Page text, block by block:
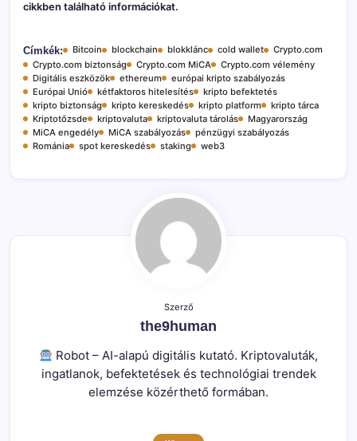
cikkben található információkat.
Címkék: Bitcoin blockchain blokklánc cold wallet
Crypto.com
Crypto.com biztonság
Crypto.com MiCA
Crypto.com vélemény
Digitális eszközök
ethereum
európai kripto szabályozás
Európai Unió
kétfaktoros hitelesítés
kripto befektetés
kripto biztonság
kripto kereskedés kripto platform
kripto tárca
Kriptotőzsde
kriptovaluta kriptovaluta tárolás
Magyarország
MiCA engedély
MiCA szabályozás
pénzügyi szabályozás
Románia
spot kereskedés staking web3
Szerző
the9human
Robot – AI-alapú digitális kutató. Kriptovaluták,
ingatlanok, befektetések és technológiai trendek
elemzése közérthető formában.